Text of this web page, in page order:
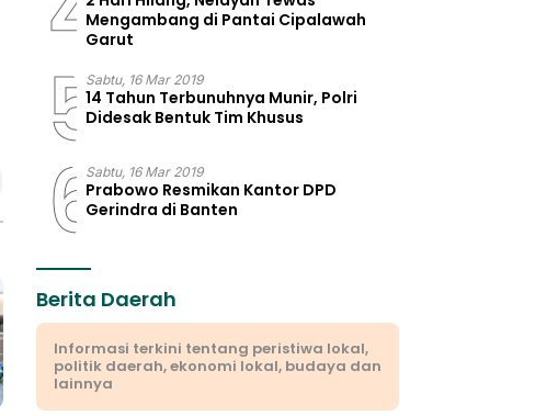
Mengambang di Pantai Cipalawah
Garut
5Sabtu, 16 Mar 2019
14 Tahun Terbunuhnya Munir, Polri
Didesak Bentuk Tim Khusus
6Sabtu, 16 Mar 2019
Prabowo Resmikan Kantor DPD
Gerindra di Banten
Berita Daerah
Informasi terkini tentang peristiwa lokal,
politik daerah, ekonomi lokal, budaya dan
lainnya